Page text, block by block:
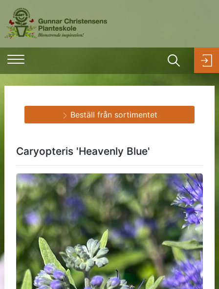
Caryopteris 'Heavenly Blue'
Beställ från sortimentet